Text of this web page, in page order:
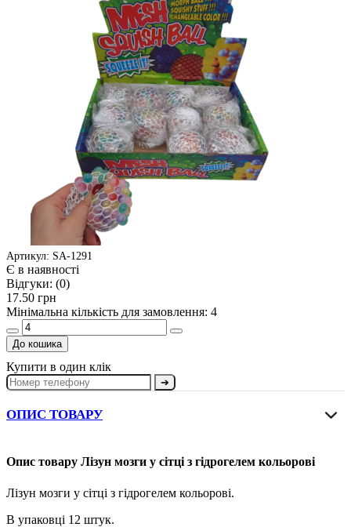
Артикул: SA-1291
Є в наявності
Відгуки: (0)
17.50 грн
Мінімальна кількість для замовлення: 4
До кошика
Купити в один клік
➔
ОПИС ТОВАРУ
Опис товару Лізун мозги у сітці з гідрогелем кольорові
Лізун мозги у сітці з гідрогелем кольорові.
В упаковці 12 штук.